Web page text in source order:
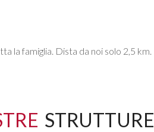
la famiglia. Dista da noi solo 2,5 km.
STRUTTURE